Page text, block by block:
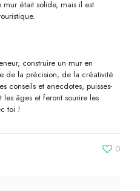
était solide, mais il est
construire un mur en
de la précision, de la créativité
conseils et anecdotes, puisses-
âges et feront sourire les
toi !
0